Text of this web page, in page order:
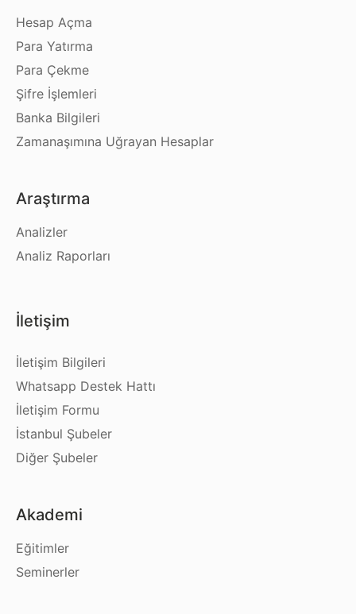
Hesap Açma
Para Yatırma
Para Çekme
Şifre İşlemleri
Banka Bilgileri
Zamanaşımına Uğrayan Hesaplar
Araştırma
Analizler
Analiz Raporları
İletişim
İletişim Bilgileri
Whatsapp Destek Hattı
İletişim Formu
İstanbul Şubeler
Diğer Şubeler
Akademi
Eğitimler
Seminerler